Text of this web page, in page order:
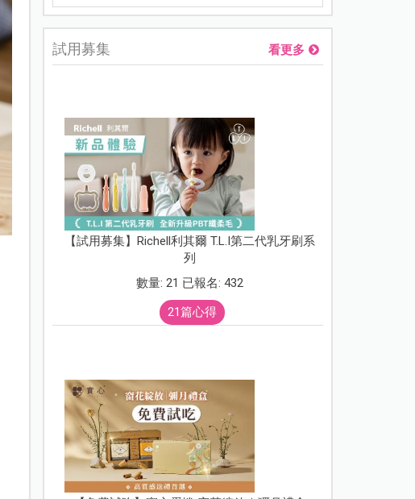
試用募集 看更多
【試用募集】Richell利其爾 T.L.I第二代乳牙刷系
列
數量: 21 已報名: 432
21篇心得